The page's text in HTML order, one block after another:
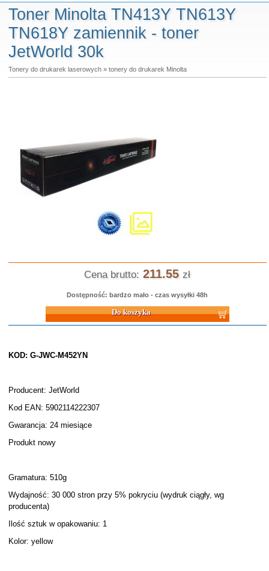
Toner Minolta TN413Y TN613Y
TN618Y zamiennik - toner
JetWorld 30k
Tonery do drukarek laserowych» tonery do drukarek Minolta
Cena brutto: 211.55 zł
Dostępność: bardzo mało - czas wysyłki 48h
Do koszyka
KOD: G-JWC-M452YN
Producent: JetWorld
Kod EAN: 5902114222307
Gwarancja: 24 miesiące
Produkt nowy
Gramatura: 510g
Wydajność: 30 000 stron przy 5% pokryciu (wydruk ciągły, wg
producenta)
Ilość sztuk w opakowaniu: 1
Kolor: yellow